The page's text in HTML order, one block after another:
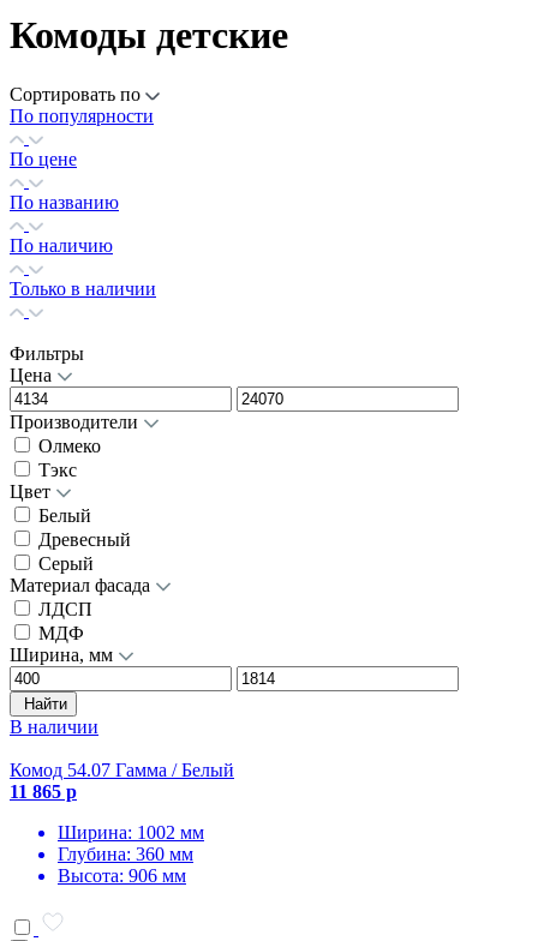
Комоды детские
Сортировать по
По популярности
По цене
По названию
По наличию
Только в наличии
Фильтры
Цена
Производители
Олмеко
Тэкс
Цвет
Белый
Древесный
Серый
Материал фасада
ЛДСП
МДФ
Ширина, мм
Найти
В наличии
Комод 54.07 Гамма / Белый
11 865 р
Ширина: 1002 мм
Глубина: 360 мм
Высота: 906 мм